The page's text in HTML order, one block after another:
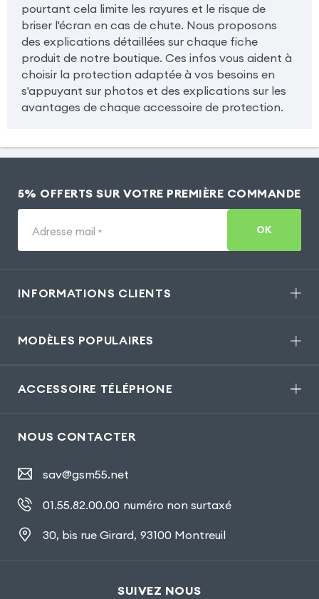
pourtant cela limite les rayures et le risque de
briser l'écran en cas de chute. Nous proposons
des explications détaillées sur chaque fiche
produit de notre boutique. Ces infos vous aident à
choisir la protection adaptée à vos besoins en
s'appuyant sur photos et des explications sur les
avantages de chaque accessoire de protection.
5% OFFERTS SUR VOTRE PREMIÈRE COMMANDE
Adresse mail * OK
INFORMATIONS CLIENTS
MODÈLES POPULAIRES
ACCESSOIRE TÉLÉPHONE
NOUS CONTACTER
sav@gsm55.net
01.55.82.00.00 numéro non surtaxé
30, bis rue Girard, 93100 Montreuil
SUIVEZ NOUS